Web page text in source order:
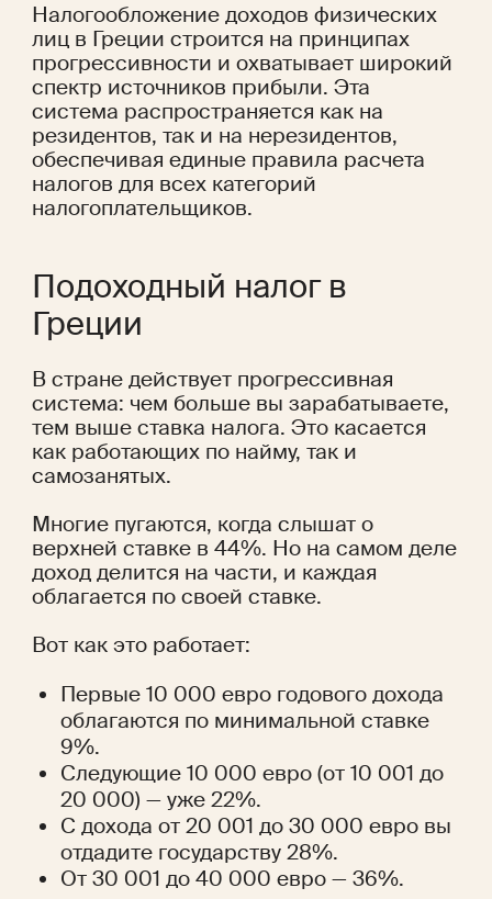
Налогообложение доходов физических
лиц в Греции строится на принципах
прогрессивности и охватывает широкий
спектр источников прибыли. Эта
система распространяется как на
резидентов, так и на нерезидентов,
обеспечивая единые правила расчета
налогов для всех категорий
налогоплательщиков.
Подоходный налог в
Греции
В стране действует прогрессивная
система: чем больше вы зарабатываете,
тем выше ставка налога. Это касается
как работающих по найму, так и
самозанятых.
Многие пугаются, когда слышат о
верхней ставке в 44%. Но на самом деле
доход делится на части, и каждая
облагается по своей ставке.
Вот как это работает:
Первые 10 000 евро годового дохода
облагаются по минимальной ставке
9%.
Следующие 10 000 евро (от 10 001 до
20 000) — уже 22%.
С дохода от 20 001 до 30 000 евро вы
отдадите государству 28%.
От 30 001 до 40 000 евро — 36%.